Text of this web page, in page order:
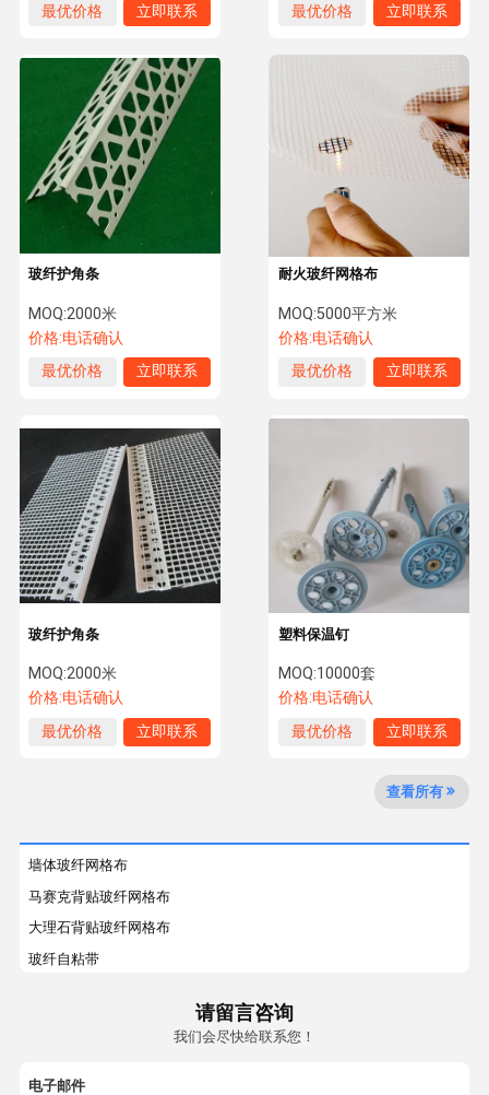
关于我们 工厂展示
质量控制 新闻 在线留言
护角条
最优价格
立即联系
最优价格
立即联系
耐火玻纤网格布
MOQ:5000平方米
价格:电话确认
最优价格
立即联系
玻纤护角条
MOQ:2000米
价格:电话确认
最优价格
立即联系
塑料保温钉
MOQ:10000套
价格:电话确认
最优价格
立即联系
玻纤护角条
MOQ:2000米
价格:电话确认
最优价格
立即联系
查看所有
墙体玻纤网格布
马赛克背贴玻纤网格布
大理石背贴玻纤网格布
玻纤自粘带
玻纤护角条
请留言咨询
我们会尽快给联系您！
电子邮件